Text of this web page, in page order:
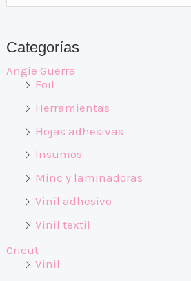
Categorías
Angie Guerra
Foil
Herramientas
Hojas adhesivas
Insumos
Minc y laminadoras
Vinil adhesivo
Vinil textil
Cricut
Vinil